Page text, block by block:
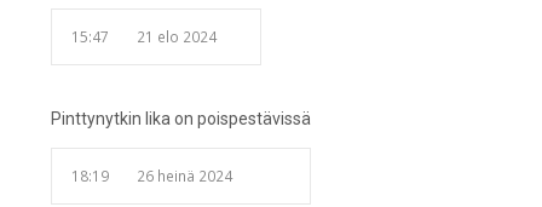
15:47 21 elo 2024
Pinttynytkin lika on poispestävissä
18:19 26 heinä 2024